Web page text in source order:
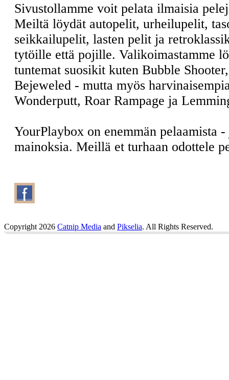
Sivustollamme voit pelata ilmaisia
Meiltä löydät autopelit, urheilupelit,
seikkailupelit, lasten pelit ja
tytöille että pojille. Valikoimastamme
tuntemat suosikit kuten Bubble
Bejeweled - mutta myös
Wonderputt, Roar Rampage ja
YourPlaybox on enemmän pelaamista
mainoksia. Meillä et turhaan odottele
Copyright 2026 Catnip Media and Pikselia. All Rights Reserved.